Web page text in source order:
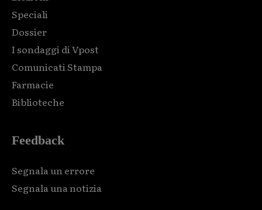
Speciali
Dossier
I sondaggi di Vpost
Comunicati Stampa
Farmacie
Biblioteche
Feedback
Segnala un errore
Segnala una notizia